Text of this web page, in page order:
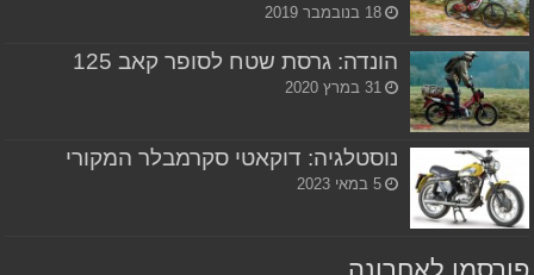
18 בנובמבר 2019
הונדה: גרסת שטח לסופר קאב 125
31 במרץ 2020
נוסטלגיה: דוקאטי סקרמבלר המקורי
5 במאי 2023